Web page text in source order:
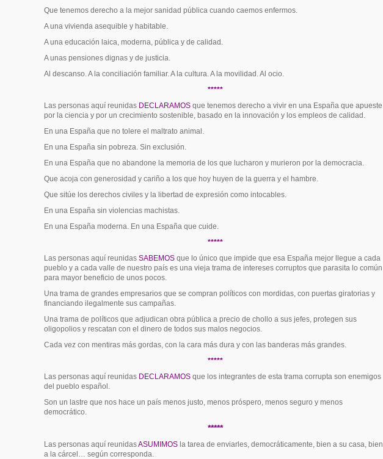
Que tenemos derecho a la mejor sanidad pública cuando caemos enfermos.
A una vivienda asequible y habitable.
A una educación laica, moderna, pública y de calidad.
A unas pensiones dignas y de justicia.
Al descanso. A la conciliación familiar. A la cultura. A la movilidad. Al ocio.
*****
Las personas aquí reunidas DECLARAMOS que tenemos derecho a vivir en una España que apueste
por la ciencia y por un crecimiento sostenible, basado en la innovación y los empleos de calidad.
En una España que no tolere el maltrato animal.
En una España sin pobreza. Sin exclusión.
En una España que no abandone la memoria de los que lucharon y murieron por la democracia.
Que acoja con generosidad y cariño a los que hoy huyen de la guerra y el hambre.
Que sitúe los derechos civiles y la libertad de expresión como intocables.
En una España sin violencias machistas.
En una España moderna. En una España que cuide.
*****
Las personas aquí reunidas SABEMOS que lo único que impide que esa España mejor llegue a cada
pueblo y a cada valle de nuestro país es una vieja trama de intereses corruptos que parasita lo común
para mayor beneficio de unos pocos.
Una trama de grandes empresarios que se compran políticos con mordidas, con puertas giratorias y
financiando ilegalmente sus campañas.
Una trama de políticos que adjudican obra pública a precio de chollo a sus jefes, protegen sus
oligopolios y rescatan con el dinero de todos sus malos negocios.
Cada vez con mentiras más gordas, con la cara más dura y con las banderas más grandes.
*****
Las personas aquí reunidas DECLARAMOS que los integrantes de esta trama corrupta son enemigos
del pueblo español.
Son un lastre que nos hace un país menos justo, menos próspero, menos seguro y menos
democrático.
*****
Las personas aquí reunidasASUMIMOS la tarea de enviarles, democráticamente, bien a su casa, bien
a la cárcel… según corresponda.